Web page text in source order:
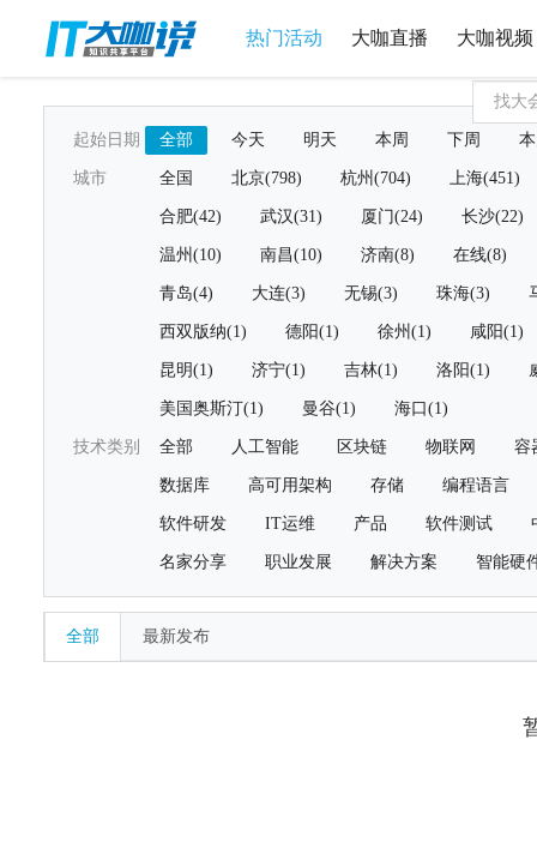
热门活动 大咖直播 大咖视频
起始日期 全部 今天 明天 本周 下周
城市 全国 北京(798) 杭州(704) 上海(451)
合肥(42) 武汉(31) 厦门(24) 长沙(22)
温州(10) 南昌(10) 济南(8) 在线(8)
青岛(4) 大连(3) 无锡(3) 珠海(3)
西双版纳(1) 德阳(1) 徐州(1) 咸阳(1)
昆明(1) 济宁(1) 吉林(1) 洛阳(1)
美国奥斯汀(1) 曼谷(1) 海口(1)
技术类别 全部 人工智能 区块链 物联网 容
数据库 高可用架构 存储 编程语言
软件研发 IT运维 产品 软件测试
名家分享 职业发展 解决方案 智能硬
全部 最新发布